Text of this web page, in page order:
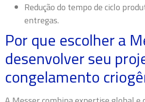
Redução do tempo de ciclo
entregas.
Por que escolher a
desenvolver seu
congelamento